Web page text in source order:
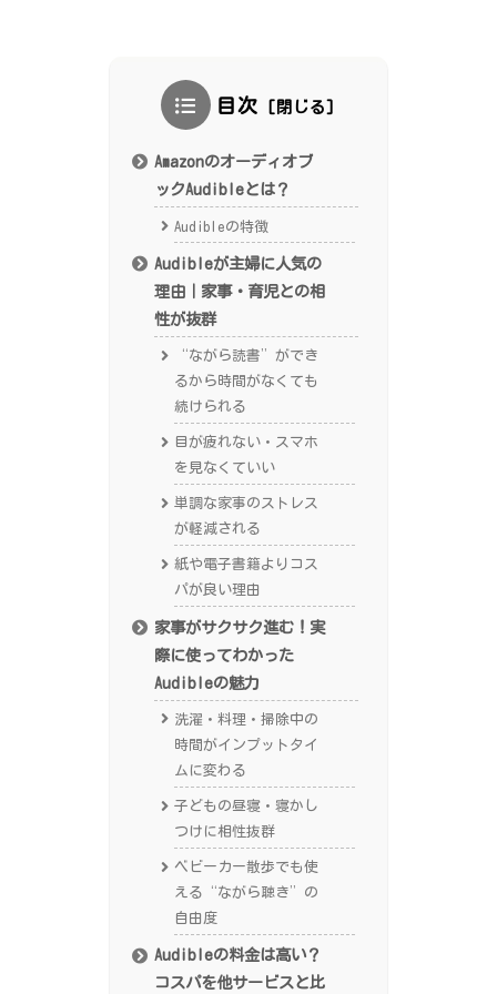
目次
Amazonのオーディオブ
ックAudibleとは？
Audibleの特徴
Audibleが主婦に人気の
理由｜家事・育児との相
性が抜群
“ながら読書”ができ
るから時間がなくても
続けられる
目が疲れない・スマホ
を見なくていい
単調な家事のストレス
が軽減される
紙や電子書籍よりコス
パが良い理由
家事がサクサク進む！実
際に使ってわかった
Audibleの魅力
洗濯・料理・掃除中の
時間がインプットタイ
ムに変わる
子どもの昼寝・寝かし
つけに相性抜群
ベビーカー散歩でも使
える“ながら聴き”の
自由度
Audibleの料金は高い？
コスパを他サービスと比